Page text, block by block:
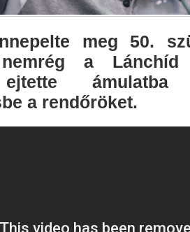
meg 50.
a Lánchíd
ejtette
a rendőröket.